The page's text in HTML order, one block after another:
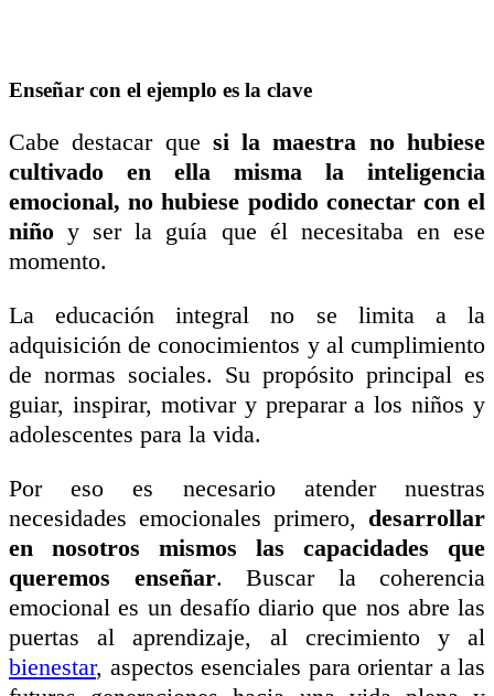
Enseñar con el ejemplo es la clave
Cabe destacar que si la maestra no hubiese
cultivado en ella misma la inteligencia
emocional, no hubiese podido conectar con el
niño y ser la guía que él necesitaba en ese
momento.
La educación integral no se limita a la
adquisición de conocimientos y al cumplimiento
de normas sociales. Su propósito principal es
guiar, inspirar, motivar y preparar a los niños y
adolescentes para la vida.
Por eso es necesario atender nuestras
necesidades emocionales primero, desarrollar
en nosotros mismos las capacidades que
queremos enseñar. Buscar la coherencia
emocional es un desafío diario que nos abre las
puertas al aprendizaje, al crecimiento y al
bienestar, aspectos esenciales para orientar a las